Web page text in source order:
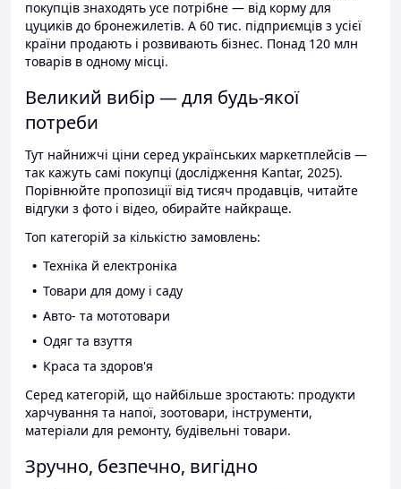
покупців знаходять усе потрібне — від корму для
цуциків до бронежилетів. А 60 тис. підприємців з усієї
країни продають і розвивають бізнес. Понад 120 млн
товарів в одному місці.
Великий вибір — для будь-якої
потреби
Тут найнижчі ціни серед українських маркетплейсів —
так кажуть самі покупці (дослідження Kantar, 2025).
Порівнюйте пропозиції від тисяч продавців, читайте
відгуки з фото і відео, обирайте найкраще.
Топ категорій за кількістю замовлень:
Техніка й електроніка
Товари для дому і саду
Авто- та мототовари
Одяг та взуття
Краса та здоров'я
Серед категорій, що найбільше зростають: продукти
харчування та напої, зоотовари, інструменти,
матеріали для ремонту, будівельні товари.
Зручно, безпечно, вигідно